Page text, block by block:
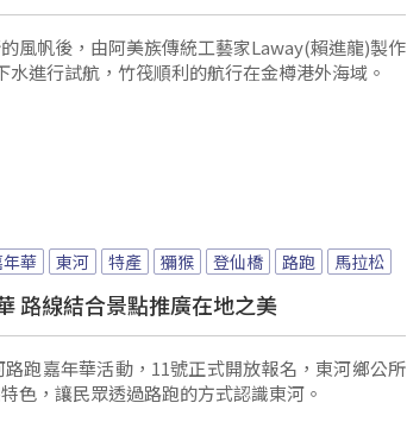
風帆後，由阿美族傳統工藝家Laway(賴進龍)製作
水進行試航，竹筏順利的航行在金樽港外海域。
年華 東河 特產 獼猴 登仙橋 路跑 馬拉松
路線結合景點推廣在地之美
跑嘉年華活動，11號正式開放報名，東河鄉公所
色，讓民眾透過路跑的方式認識東河。